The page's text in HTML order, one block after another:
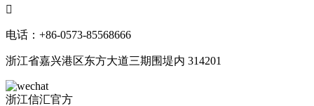

电话：+86-0573-85568666
浙江省嘉兴港区东方大道三期围堤内 314201
浙江信汇官方